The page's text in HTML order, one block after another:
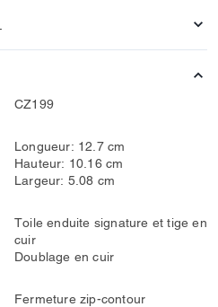
CZ199
Longueur: 12.7 cm
Hauteur: 10.16 cm
Largeur: 5.08 cm
Toile enduite signature et tige en
cuir
Doublage en cuir
Fermeture zip-contour